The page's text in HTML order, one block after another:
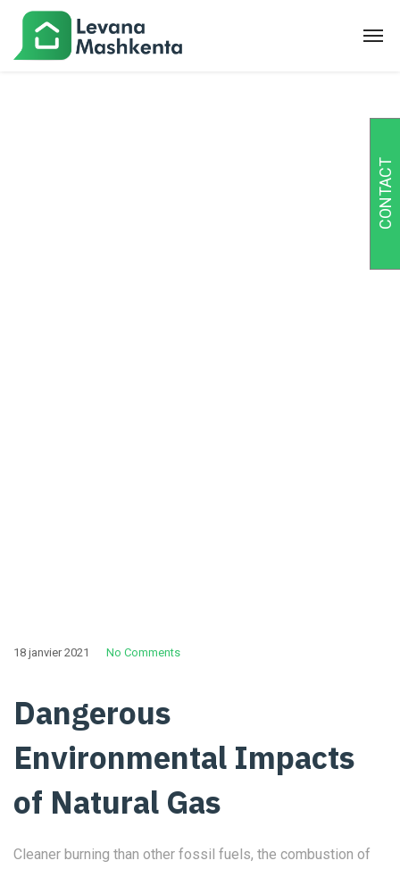
18 janvier 2021 No Comments
Dangerous
Environmental Impacts
of Natural Gas
Cleaner burning than other fossil fuels, the combustion of
CONTACT